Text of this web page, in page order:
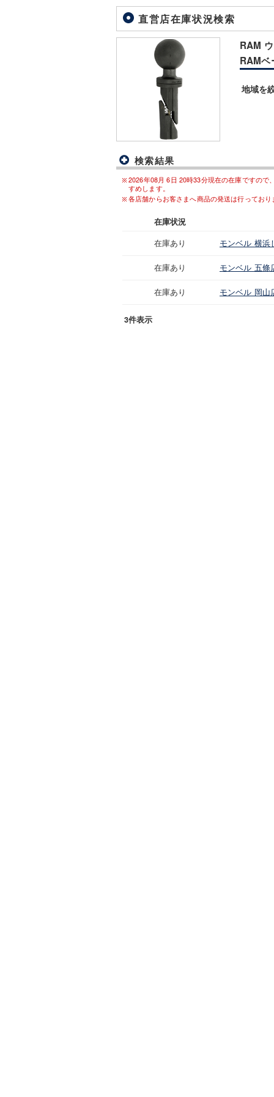
直営店在庫状況検索
RAM
RAMベ
地域を
検索結果
2026年08月 6日 20時33分現在の在庫ですの
すめします。
各店舗からお客さまへ商品の発送は行っており
在庫状況
在庫あり モンベル 横浜
在庫あり モンベル 五條
在庫あり モンベル 岡山
3件表示